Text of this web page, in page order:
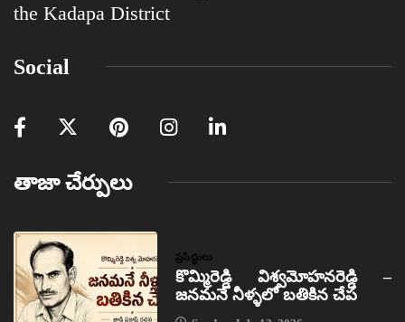
the Kadapa District
Social
తాజా చేర్పులు
ప్రసిద్ధులు
కొమ్మిరెడ్డి విశ్వమోహనరెడ్డి –
జనమనే నీళ్ళలో బతికిన చేప